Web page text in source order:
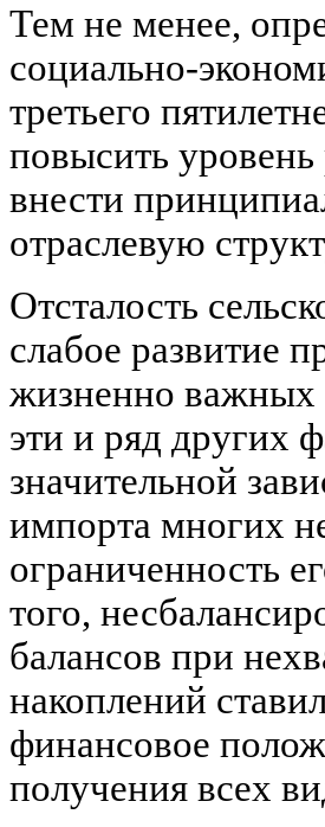
Тем не менее,
социально-
третьего
повысить
внести
отраслевую
Отсталость
слабое развитие
жизненно важных
эти и ряд других
значительной
импорта многих
ограниченность
того,
балансов при
накоплений
финансовое
получения всех